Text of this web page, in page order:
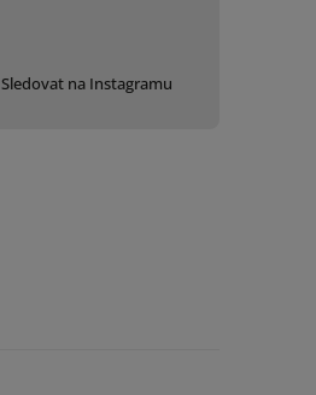
Sledovat na Instagramu